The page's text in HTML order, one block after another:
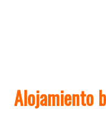
Alojamiento